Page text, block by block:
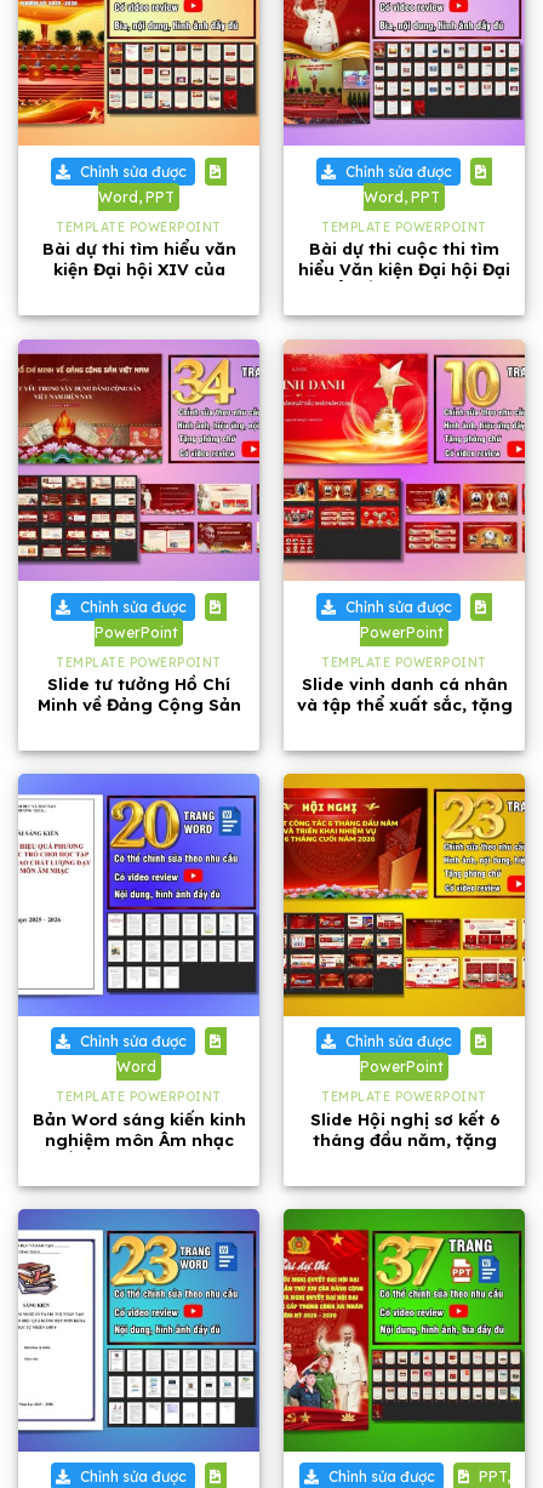
Chỉnh sửa được
Word, PPT
TEMPLATE POWERPOINT
Bài dự thi tìm hiểu văn
kiện Đại hội XIV của
Chỉnh sửa được
Word, PPT
TEMPLATE POWERPOINT
Bài dự thi cuộc thi tìm
hiểu Văn kiện Đại hội Đại
Chỉnh sửa được
PowerPoint
TEMPLATE POWERPOINT
Slide tư tưởng Hồ Chí
Minh về Đảng Cộng Sản
Chỉnh sửa được
PowerPoint
TEMPLATE POWERPOINT
Slide vinh danh cá nhân
và tập thể xuất sắc, tặng
Chỉnh sửa được
Word
TEMPLATE POWERPOINT
Bản Word sáng kiến kinh
nghiệm môn Âm nhạc
Chỉnh sửa được
PowerPoint
TEMPLATE POWERPOINT
Slide Hội nghị sơ kết 6
tháng đầu năm, tặng
Chỉnh sửa được
Chỉnh sửa được
PPT,